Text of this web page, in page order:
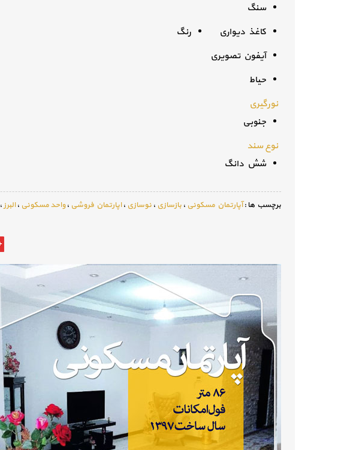
سنگ
کاغذ دیواری رنگ
آیفون تصویری
حیاط
نورگیری
جنوبی
نوع سند
شش دانگ
برچسب ها :آپارتمان مسکونی ، بازسازی ، نوسازی ،اپارتمان فروشی ،واحد مسکونی ،البرز،